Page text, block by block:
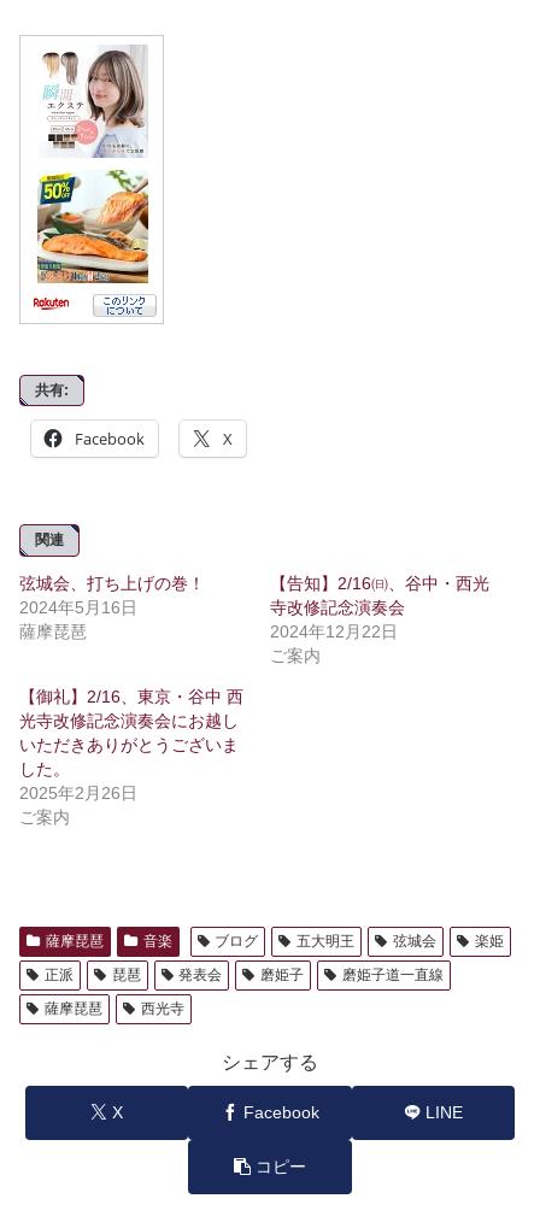
共有:
Facebook X
関連
弦城会、打ち上げの巻！
2024年5月16日
薩摩琵琶
【告知】2/16㈰、谷中・西光
寺改修記念演奏会
2024年12月22日
ご案内
【御礼】2/16、東京・谷中 西
光寺改修記念演奏会にお越し
いただきありがとうございま
した。
2025年2月26日
ご案内
薩摩琵琶 音楽 ブログ 五大明王 弦城会
楽姫
正派
琵琶 発表会 磨姫子
磨姫子道一直線
薩摩琵琶
西光寺
シェアする
X Facebook LINE
コピー